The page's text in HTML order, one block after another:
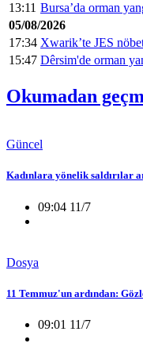
13:11 Bursa’da orman
05/08/2026
17:34 Xwarik’te JES
15:47 Dêrsim'de orman
Okumadan
Güncel
Kadınlara yönelik saldırılar
09:04 11/7
Dosya
11 Temmuz'un ardından:
09:01 11/7